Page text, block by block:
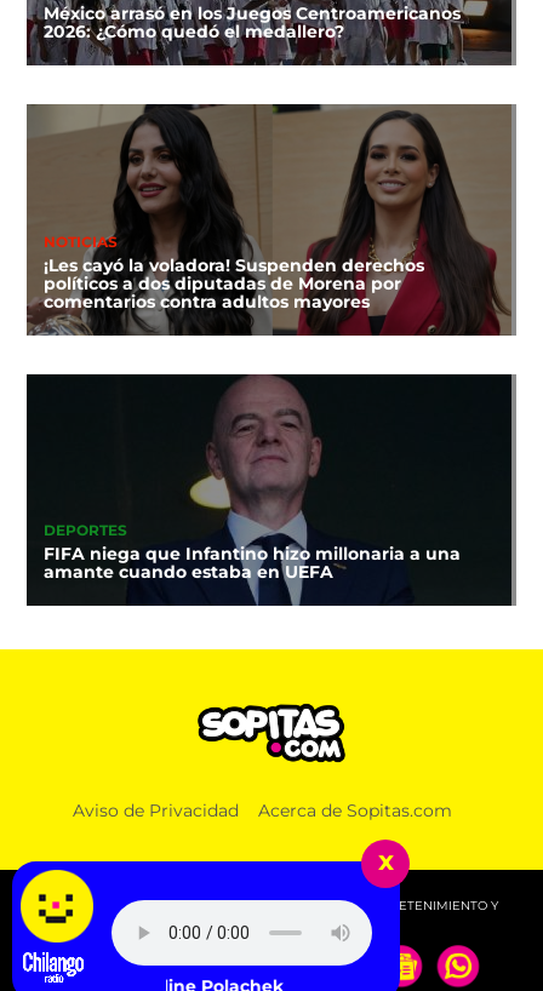
México arrasó en los Juegos Centroamericanos
2026: ¿Cómo quedó el medallero?
NOTICIAS
¡Les cayó la voladora! Suspenden derechos
políticos a dos diputadas de Morena por
comentarios contra adultos mayores
DEPORTES
FIFA niega que Infantino hizo millonaria a una
amante cuando estaba en UEFA
Aviso de Privacidad Acerca de Sopitas.com
© 2026 SOPITAS.COM - MÚSICA, NOTICIAS, DEPORTES, ENTRETENIMIENTO Y
MÁS!.
x
Caroline Polachek - Welcome To My Island